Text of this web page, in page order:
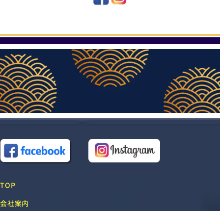
TOP
会社案内